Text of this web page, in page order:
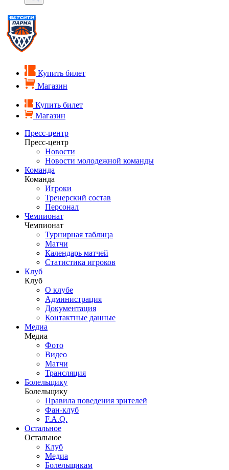
Купить билет
Магазин
Купить билет
Магазин
Пресс-центр
Пресс-центр
Новости
Новости молодежной команды
Команда
Команда
Игроки
Тренерский состав
Персонал
Чемпионат
Чемпионат
Турнирная таблица
Матчи
Календарь матчей
Статистика игроков
Клуб
Клуб
О клубе
Администрация
Документация
Контактные данные
Медиа
Медиа
Фото
Видео
Матчи
Трансляция
Болельщику
Болельщику
Правила поведения зрителей
Фан-клуб
F.A.Q.
Остальное
Остальное
Клуб
Медиа
Болельщикам